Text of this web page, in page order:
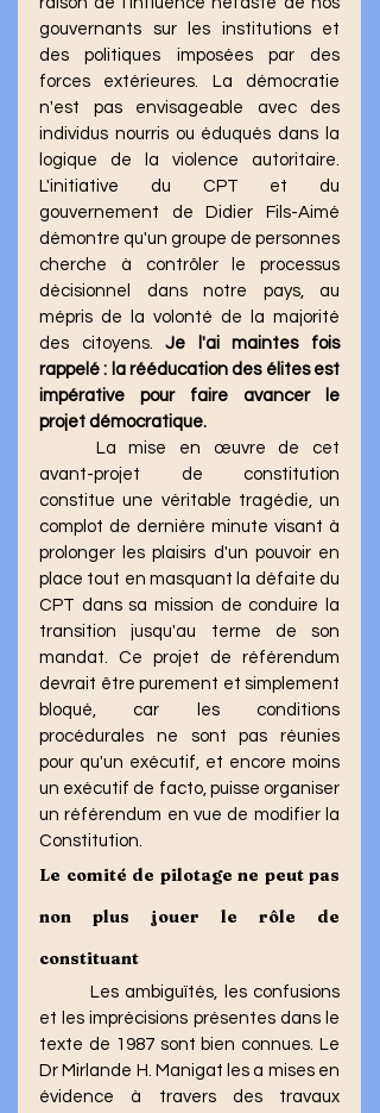
gouvernants sur les institutions et
des politiques imposées par des
forces extérieures. La démocratie
n'est pas envisageable avec des
individus nourris ou éduqués dans la
logique de la violence autoritaire.
L'initiative du CPT et du
gouvernement de Didier Fils-Aimé
démontre qu'un groupe de personnes
cherche à contrôler le processus
décisionnel dans notre pays, au
mépris de la volonté de la majorité
des citoyens. Je l'ai maintes fois
rappelé : la rééducation des élites est
impérative pour faire avancer le
projet démocratique.
avant-projet de constitution
constitue une véritable tragédie, un
complot de dernière minute visant à
prolonger les plaisirs d'un pouvoir en
place tout en masquant la défaite du
CPT dans sa mission de conduire la
transition jusqu'au terme de son
mandat. Ce projet de référendum
devrait être purement et simplement
bloqué, car les conditions
procédurales ne sont pas réunies
pour qu'un exécutif, et encore moins
un exécutif de facto, puisse organiser
un référendum en vue de modifier la
Constitution.
Le comité de pilotage ne peut pas
non plus jouer le rôle de
constituant
et les imprécisions présentes dans le
texte de 1987 sont bien connues. Le
Dr Mirlande H. Manigat les a mises en
évidence à travers des travaux